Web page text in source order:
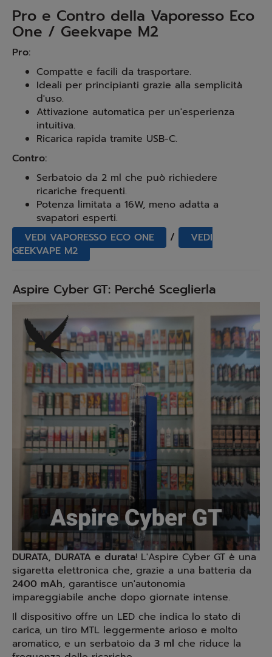
Pro e Contro della Vaporesso Eco
One / Geekvape M2
Pro:
Compatte e facili da trasportare.
Ideali per principianti grazie alla semplicità
d'uso.
Attivazione automatica per un'esperienza
intuitiva.
Ricarica rapida tramite USB-C.
Contro:
Serbatoio da 2 ml che può richiedere
ricariche frequenti.
Potenza limitata a 16W, meno adatta a
svapatori esperti.
VEDI VAPORESSO ECO ONE
/
VEDI
GEEKVAPE M2
Aspire Cyber GT: Perché Sceglierla
DURATA, DURATA e durata! L'Aspire Cyber GT è una
sigaretta elettronica che, grazie a una batteria da
2400 mAh, garantisce un'autonomia
impareggiabile anche dopo giornate intense.
Il dispositivo offre un LED che indica lo stato di
carica, un tiro MTL leggermente arioso e molto
aromatico, e un serbatoio da 3 ml che riduce la